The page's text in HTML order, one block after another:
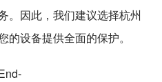
。因此，我们建议选择杭州
的设备提供全面的保护。